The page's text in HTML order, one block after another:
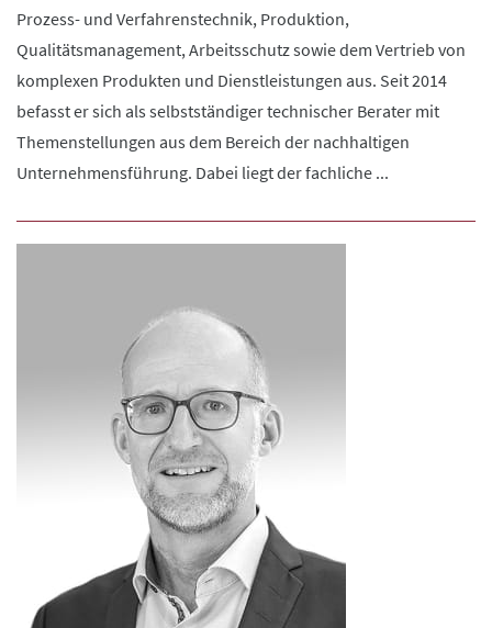
Prozess- und Verfahrenstechnik, Produktion,
Qualitätsmanagement, Arbeitsschutz sowie dem Vertrieb von
komplexen Produkten und Dienstleistungen aus. Seit 2014
befasst er sich als selbstständiger technischer Berater mit
Themenstellungen aus dem Bereich der nachhaltigen
Unternehmensführung. Dabei liegt der fachliche ...